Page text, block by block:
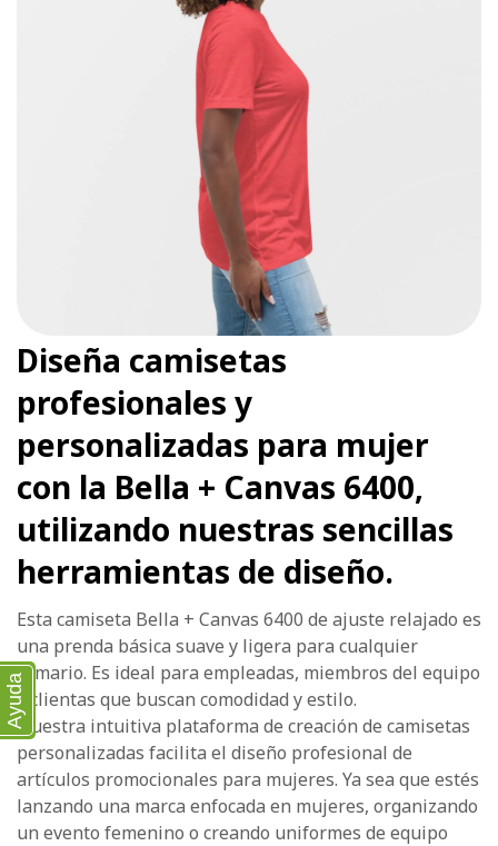
Diseña camisetas
profesionales y
personalizadas para mujer
con la Bella + Canvas 6400,
utilizando nuestras sencillas
herramientas de diseño.
Esta camiseta Bella + Canvas 6400 de ajuste relajado es
una prenda básica suave y ligera para cualquier
armario. Es ideal para empleadas, miembros del equipo
y clientas que buscan comodidad y estilo.
Nuestra intuitiva plataforma de creación de camisetas
personalizadas facilita el diseño profesional de
artículos promocionales para mujeres. Ya sea que estés
lanzando una marca enfocada en mujeres, organizando
un evento femenino o creando uniformes de equipo
Ayuda